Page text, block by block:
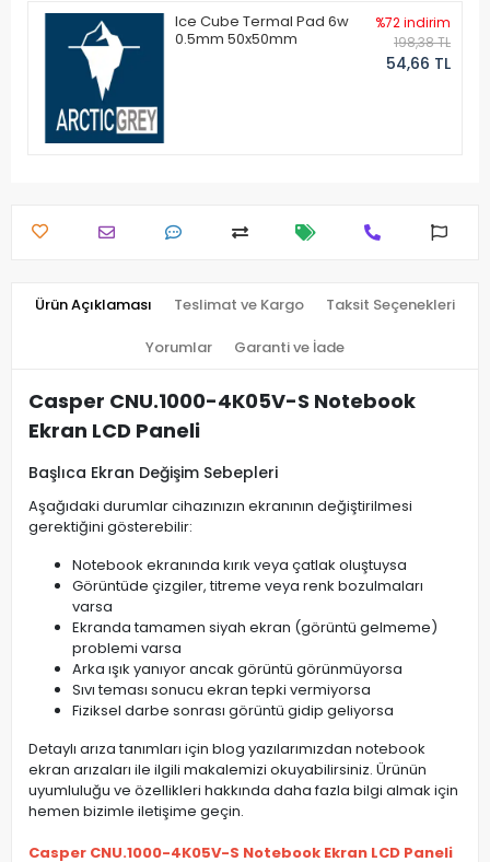
Ice Cube Termal Pad 6w
0.5mm 50x50mm
%72 indirim
198,38 TL
54,66 TL
Ürün Açıklaması Teslimat ve Kargo Taksit Seçenekleri
Yorumlar Garanti ve İade
Casper CNU.1000-4K05V-S Notebook
Ekran LCD Paneli
Başlıca Ekran Değişim Sebepleri
Aşağıdaki durumlar cihazınızın ekranının değiştirilmesi
gerektiğini gösterebilir:
Notebook ekranında kırık veya çatlak oluştuysa
Görüntüde çizgiler, titreme veya renk bozulmaları
varsa
Ekranda tamamen siyah ekran (görüntü gelmeme)
problemi varsa
Arka ışık yanıyor ancak görüntü görünmüyorsa
Sıvı teması sonucu ekran tepki vermiyorsa
Fiziksel darbe sonrası görüntü gidip geliyorsa
Detaylı arıza tanımları için blog yazılarımızdan notebook
ekran arızaları ile ilgili makalemizi okuyabilirsiniz. Ürünün
uyumluluğu ve özellikleri hakkında daha fazla bilgi almak için
hemen bizimle iletişime geçin.
Casper CNU.1000-4K05V-S Notebook Ekran LCD Paneli